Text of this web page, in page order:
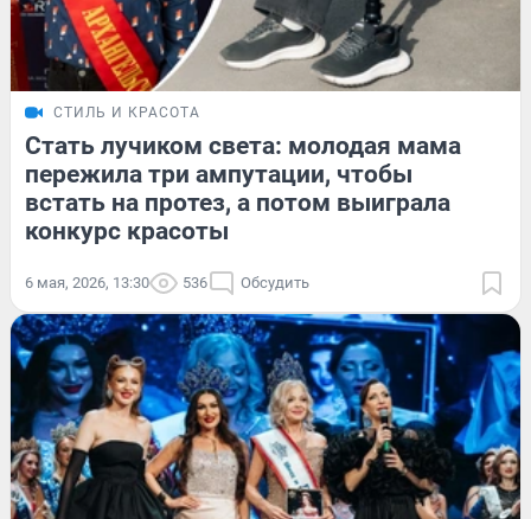
СТИЛЬ И КРАСОТА
Стать лучиком света: молодая мама
пережила три ампутации, чтобы
встать на протез, а потом выиграла
конкурс красоты
6 мая, 2026, 13:30 536 Обсудить